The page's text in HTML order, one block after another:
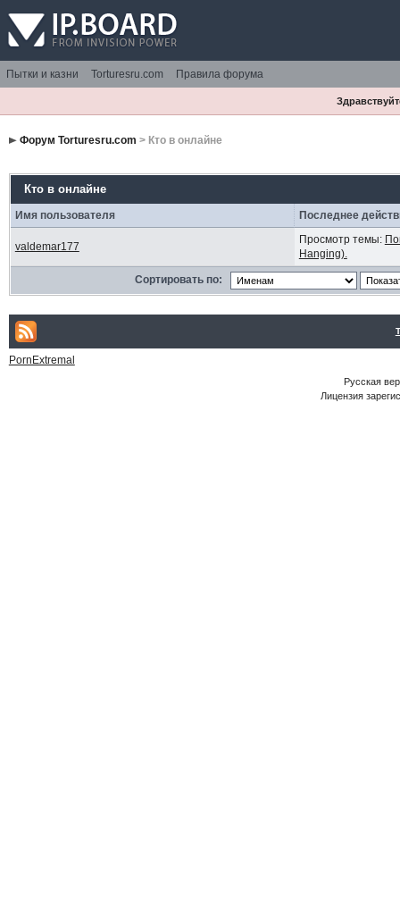
Пытки и казни Torturesru.com Правила форума
Форум Torturesru.com > Кто в онлайне
Кто в онлайне
Имя пользователя Последнее
valdemar177
Просмотр темы:
Hanging).
Сортировать по:
PornExtremal
Русская
Лицензия